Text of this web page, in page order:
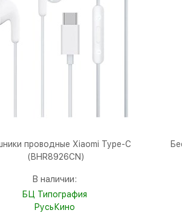
проводные Xiaomi Type-C
(BHR8926CN)
В наличии:
БЦ Типография
РусьКино